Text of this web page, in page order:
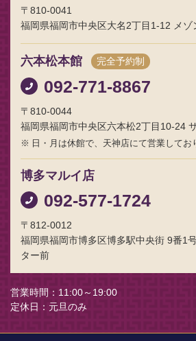
〒810-0041
福岡県福岡市中央区大名2丁目1-12 メゾ
六本松本館 完全予約制
092-771-8867
〒810-0044
福岡県福岡市中央区六本松2丁目10-24
日・月は休館で、天神店にて営業してお
博多マルイ店
092-577-1724
〒812-0012
福岡県福岡市博多区博多駅中央街 9番1
ター前
営業時間
11:00～19:00
定休日
元旦のみ